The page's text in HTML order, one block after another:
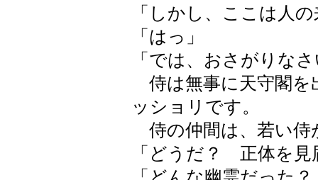
「しかし、ここは人
「はっ」
「では、おさがりな
侍は無事に天守閣を
ッショリです。
侍の仲間は、若い侍
「どうだ？ 正体を見